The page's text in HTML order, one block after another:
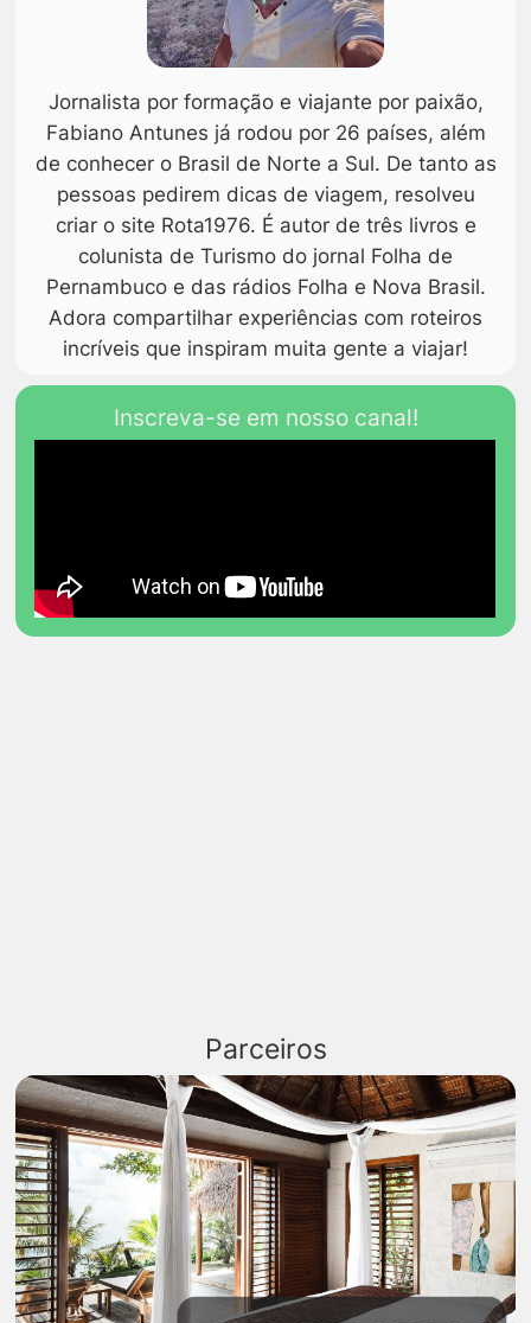
Jornalista por formação e viajante por paixão,
Fabiano Antunes já rodou por 26 países, além
de conhecer o Brasil de Norte a Sul. De tanto as
pessoas pedirem dicas de viagem, resolveu
criar o site Rota1976. É autor de três livros e
colunista de Turismo do jornal Folha de
Pernambuco e das rádios Folha e Nova Brasil.
Adora compartilhar experiências com roteiros
incríveis que inspiram muita gente a viajar!
Inscreva-se em nosso canal!
Parceiros